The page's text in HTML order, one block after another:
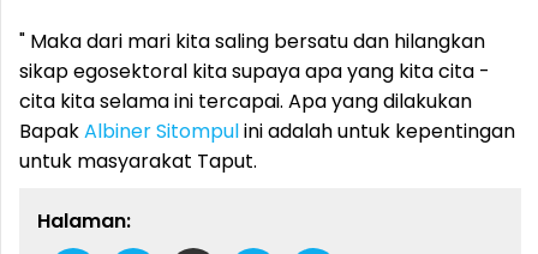
" Maka dari mari kita saling bersatu dan hilangkan
sikap egosektoral kita supaya apa yang kita cita -
cita kita selama ini tercapai. Apa yang dilakukan
BapakAlbiner Sitompulini adalah untuk kepentingan
untuk masyarakat Taput.
Halaman: